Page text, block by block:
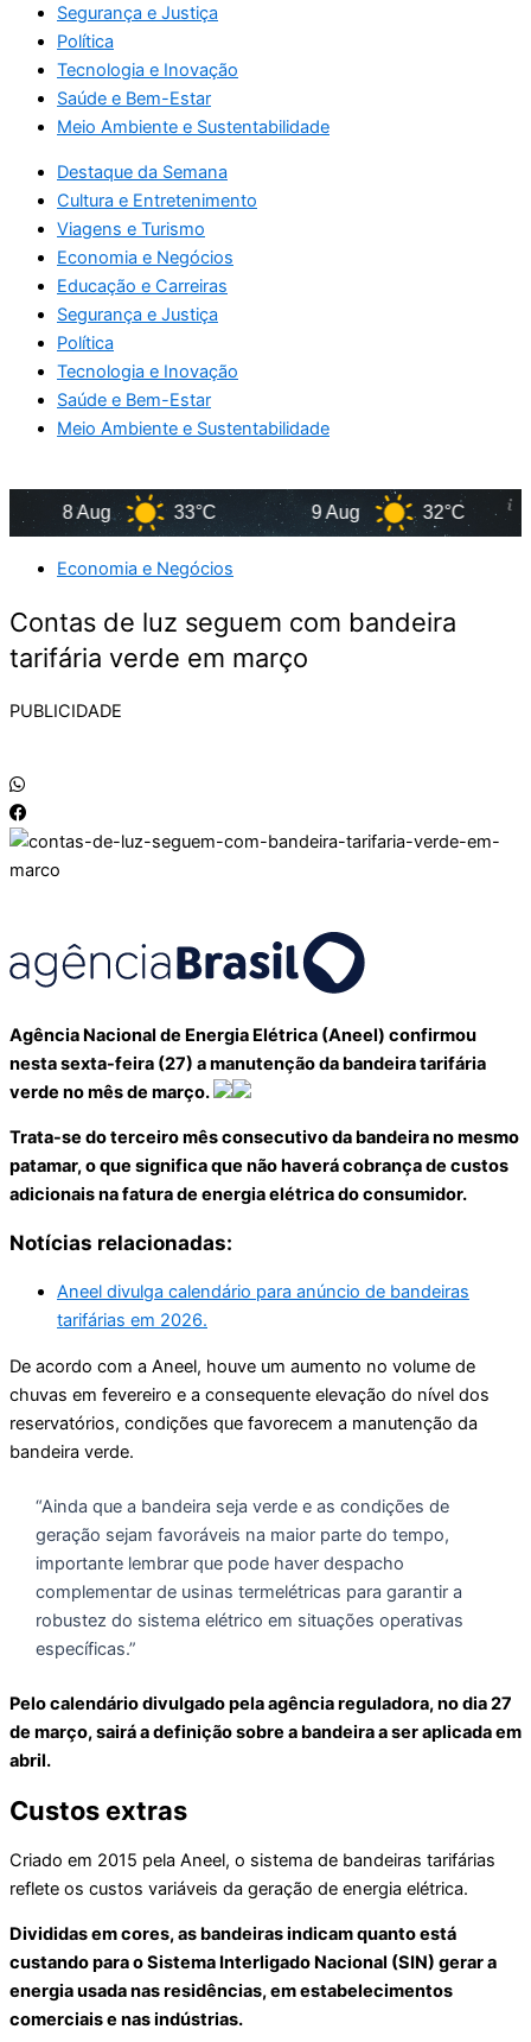
Segurança e Justiça
Política
Tecnologia e Inovação
Saúde e Bem-Estar
Meio Ambiente e Sustentabilidade
Destaque da Semana
Cultura e Entretenimento
Viagens e Turismo
Economia e Negócios
Educação e Carreiras
Segurança e Justiça
Política
Tecnologia e Inovação
Saúde e Bem-Estar
Meio Ambiente e Sustentabilidade
8 Aug 33°C 9 Aug 32°C
Economia e Negócios
Contas de luz seguem com bandeira
tarifária verde em março
PUBLICIDADE
Agência Nacional de Energia Elétrica (Aneel) confirmou
nesta sexta-feira (27) a manutenção da bandeira tarifária
verde no mês de março.
Trata-se do terceiro mês consecutivo da bandeira no mesmo
patamar, o que significa que não haverá cobrança de custos
adicionais na fatura de energia elétrica do consumidor.
Notícias relacionadas:
Aneel divulga calendário para anúncio de bandeiras
tarifárias em 2026.
De acordo com a Aneel, houve um aumento no volume de
chuvas em fevereiro e a consequente elevação do nível dos
reservatórios, condições que favorecem a manutenção da
bandeira verde.
“Ainda que a bandeira seja verde e as condições de
geração sejam favoráveis na maior parte do tempo,
importante lembrar que pode haver despacho
complementar de usinas termelétricas para garantir a
robustez do sistema elétrico em situações operativas
específicas.”
Pelo calendário divulgado pela agência reguladora, no dia 27
de março, sairá a definição sobre a bandeira a ser aplicada em
abril.
Custos extras
Criado em 2015 pela Aneel, o sistema de bandeiras tarifárias
reflete os custos variáveis da geração de energia elétrica.
Divididas em cores, as bandeiras indicam quanto está
custando para o Sistema Interligado Nacional (SIN) gerar a
energia usada nas residências, em estabelecimentos
comerciais e nas indústrias.